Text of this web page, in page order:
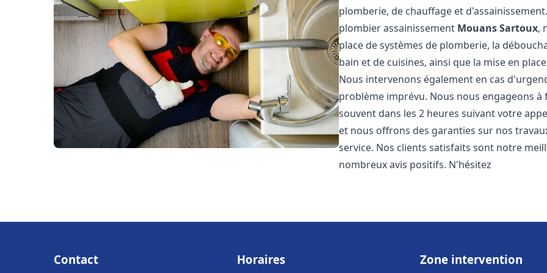
plomberie, de chauffage et
plombier assainissement Mouans Sartoux,
place de systèmes de plomberie, la
bain et de cuisines, ainsi que la mise en
Nous intervenons également en cas
problème imprévu. Nous nous engageons
souvent dans les 2 heures suivant votre
et nous offrons des garanties sur nos
service. Nos clients satisfaits sont notre
nombreux avis positifs. N'hésitez
Contact Horaires Zone intervention